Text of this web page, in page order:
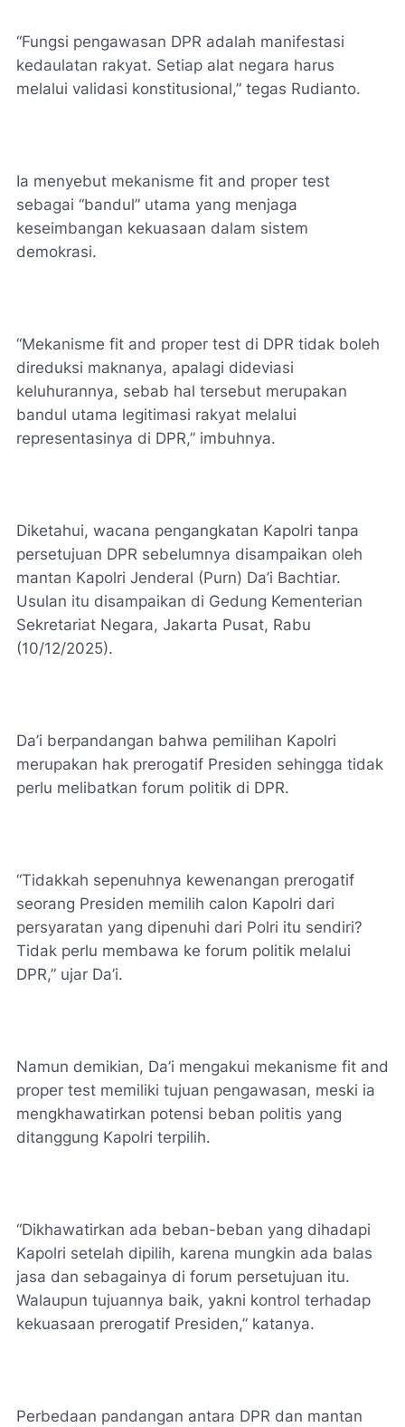
“Fungsi pengawasan DPR adalah manifestasi
kedaulatan rakyat. Setiap alat negara harus
melalui validasi konstitusional,” tegas Rudianto.
Ia menyebut mekanisme fit and proper test
sebagai “bandul” utama yang menjaga
keseimbangan kekuasaan dalam sistem
demokrasi.
“Mekanisme fit and proper test di DPR tidak boleh
direduksi maknanya, apalagi dideviasi
keluhurannya, sebab hal tersebut merupakan
bandul utama legitimasi rakyat melalui
representasinya di DPR,” imbuhnya.
Diketahui, wacana pengangkatan Kapolri tanpa
persetujuan DPR sebelumnya disampaikan oleh
mantan Kapolri Jenderal (Purn) Da’i Bachtiar.
Usulan itu disampaikan di Gedung Kementerian
Sekretariat Negara, Jakarta Pusat, Rabu
(10/12/2025).
Da’i berpandangan bahwa pemilihan Kapolri
merupakan hak prerogatif Presiden sehingga tidak
perlu melibatkan forum politik di DPR.
“Tidakkah sepenuhnya kewenangan prerogatif
seorang Presiden memilih calon Kapolri dari
persyaratan yang dipenuhi dari Polri itu sendiri?
Tidak perlu membawa ke forum politik melalui
DPR,” ujar Da’i.
Namun demikian, Da’i mengakui mekanisme fit and
proper test memiliki tujuan pengawasan, meski ia
mengkhawatirkan potensi beban politis yang
ditanggung Kapolri terpilih.
“Dikhawatirkan ada beban-beban yang dihadapi
Kapolri setelah dipilih, karena mungkin ada balas
jasa dan sebagainya di forum persetujuan itu.
Walaupun tujuannya baik, yakni kontrol terhadap
kekuasaan prerogatif Presiden,” katanya.
Perbedaan pandangan antara DPR dan mantan